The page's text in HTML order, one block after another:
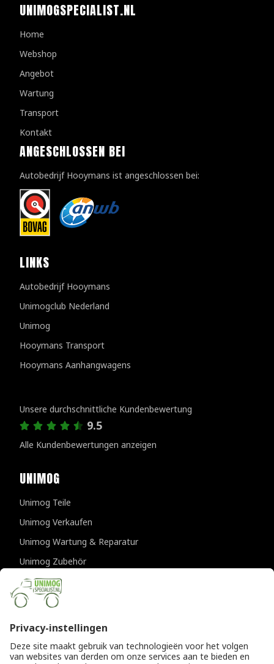
UNIMOGSPECIALIST.NL
Home
Webshop
Angebot
Wartung
Transport
Kontakt
ANGESCHLOSSEN BEI
Autobedrijf Hooymans ist angeschlossen bei:
LINKS
Autobedrijf Hooymans
Unimogclub Nederland
Unimog
Hooymans Transport
Hooymans Aanhangwagens
Unsere durchschnittliche Kundenbewertung
9.5
Alle Kundenbewertungen anzeigen
UNIMOG
Unimog Teile
Unimog Verkaufen
Unimog Wartung & Reparatur
Unimog Zubehör
Unimog APK-prufungen
KONTAKTDATEN
Provincialeweg 94-98
Die Niederlande